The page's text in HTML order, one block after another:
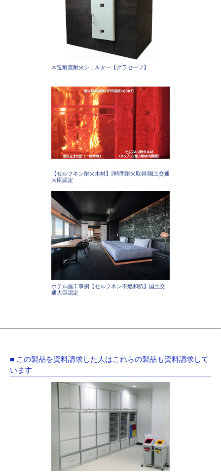
木造耐震耐火シェルター【グラセーフ】
【セルフネン耐火木材】2時間耐火取得/国土交通
大臣認定
ホテル施工事例【セルフネン不燃和紙】国土交
通大臣認定
■ この製品を資料請求した人はこれらの製品も資料請求して
います